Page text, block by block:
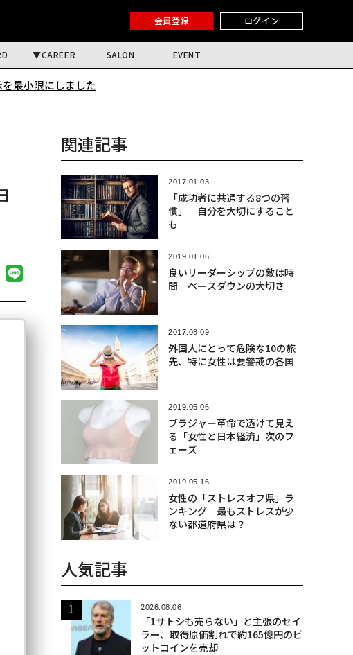
会員登録 ログイン
CAREER SALON EVENT
最小限にしました
関連記事
2017.01.03
「成功者に共通する8つの習
慣」 自分を大切にすること
も
2019.01.06
良いリーダーシップの敵は時
間 ペースダウンの大切さ
2017.08.09
外国人にとって危険な10の旅
先、特に女性は要警戒の各国
2019.05.06
ブラジャー革命で透けて見え
る「女性と日本経済」次のフ
ェーズ
2019.05.16
女性の「ストレスオフ県」ラ
ンキング 最もストレスが少
ない都道府県は？
人気記事
2026.08.06
「1サトシも売らない」と主張のセイ
ラー、取得原価割れで約165億円のビ
ットコインを売却